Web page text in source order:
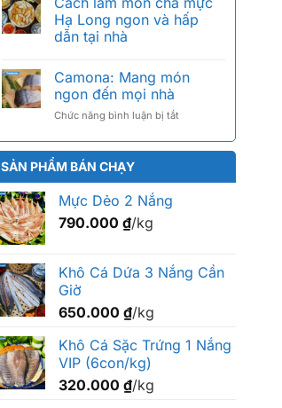
giá
2026
Sặc
Bổi
Phân
Bổi,
Rằn,
Hạ Long ngon và hấp
dẫn tại nhà
Camona: Mang món
ngon đến mọi nhà
Chức năng bình luận bị tắtở
Mang
SẢN PHẨM BÁN CHẠY
Mực Dẻo 2 Nắng
790.000 ₫/kg
Khô Cá Dứa 3 Nắng Cần
Giờ
650.000 ₫/kg
Khô Cá Sặc Trứng 1 Nắng
VIP (6con/kg)
320.000 ₫/kg